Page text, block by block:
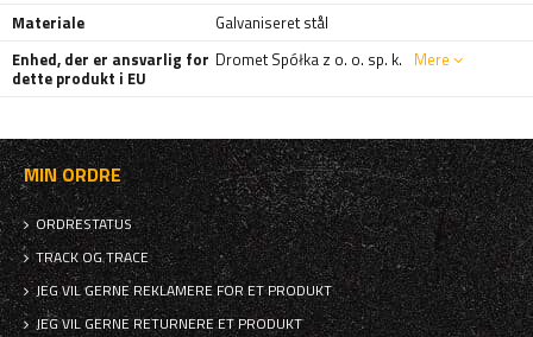
Materiale
Galvaniseret stål
Enhed, der er ansvarlig for
dette produkt i EU
Dromet Spółka z o. o. sp. k. Mere
MIN ORDRE
ORDRESTATUS
TRACK OG TRACE
JEG VIL GERNE REKLAMERE FOR ET PRODUKT
JEG VIL GERNE RETURNERE ET PRODUKT